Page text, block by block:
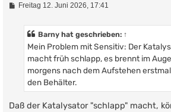
BFreitag 12. Juni 2026, 17:41
Barny hat geschrieben: ↑
Mein Problem mit Sensitiv: Der
macht früh schlapp, es brennt im
morgens nach dem Aufstehen
den Behälter.
Daß der Katalysator "schlapp" macht,